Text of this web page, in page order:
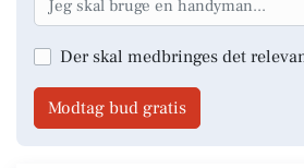
Der skal medbringes det
Modtag bud gratis